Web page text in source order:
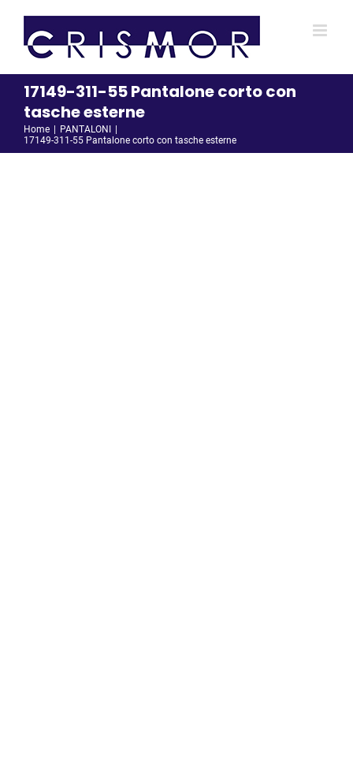
contenuto
17149-311-55 Pantalone corto con
tasche esterne
Home
PANTALONI
17149-311-55 Pantalone corto con tasche esterne